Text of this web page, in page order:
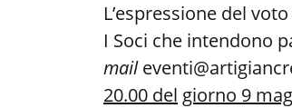
L’espressione del
I Soci che intendono
mail
20.00 del giorno 9